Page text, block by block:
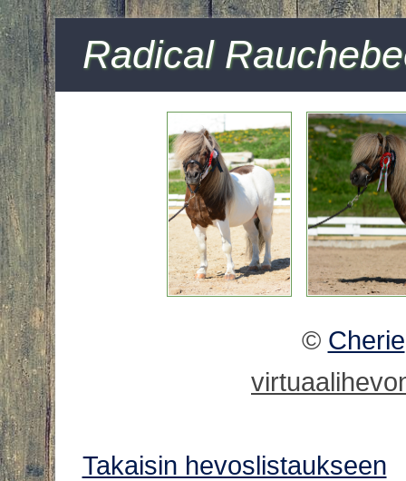
Radical
© Cherie
Takaisin hevoslistaukseen